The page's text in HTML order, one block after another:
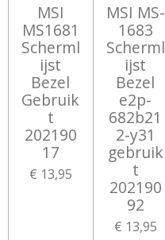
MSI
MS1681
Scherml
ijst
Bezel
Gebruik
t
202190
17
€ 13,95
MSI MS-
1683
Scherml
ijst
Bezel
e2p-
682b21
2-y31
gebruik
t
202190
92
€ 13,95